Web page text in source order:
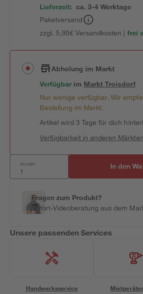
Lieferzeit: ca. 3-4 Werktage
Paketversand
zzgl. 5,95€ Versandkosten | frei
Abholung im Markt
Verfügbar im MarktTroisdorf
Nur wenige verfügbar. Wir
Bestellung im Markt.
Artikel wird 3 Tage für dich
Verfügbarkeit in anderen Märkten
Anzahl: In den
Fragen zum Produkt?
Sofort-Videoberatung aus dem
Unsere passenden Services
Handwerksservice